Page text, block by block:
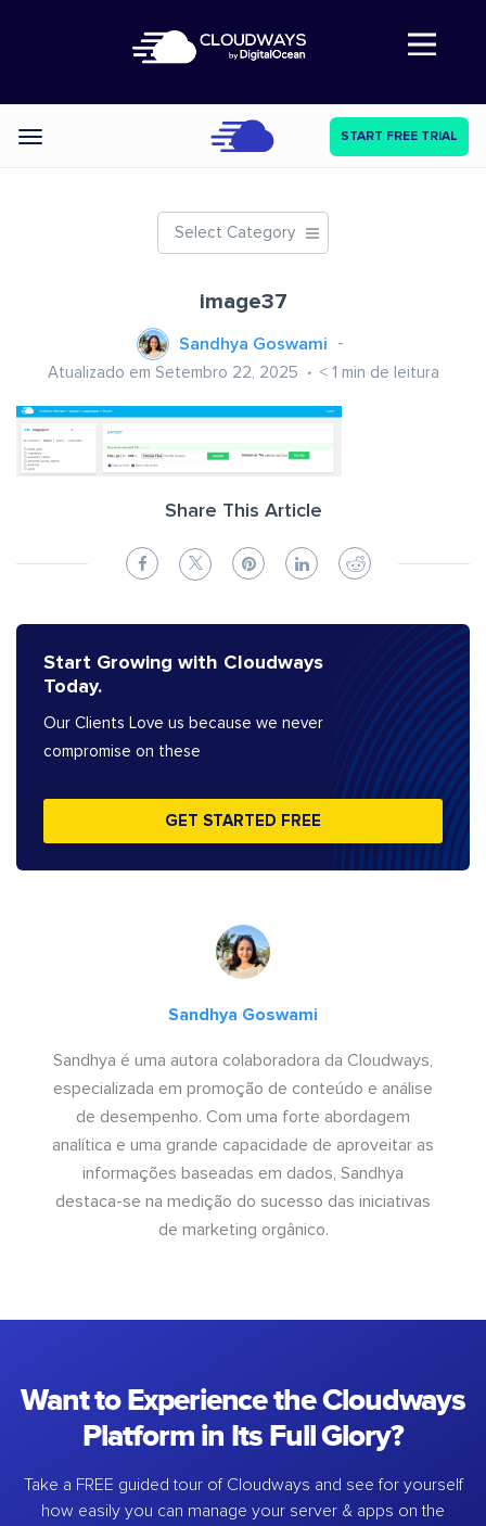
Abre a navegação
Categories START FREE TRIAL
Select Category
image37
Sandhya Goswami
Atualizado em Setembro 22, 2025 < 1 min de leitura
Share This Article
Start Growing with Cloudways
Today.
Our Clients Love us because we never
compromise on these
GET STARTED FREE
Sandhya Goswami
Sandhya é uma autora colaboradora da Cloudways,
especializada em promoção de conteúdo e análise
de desempenho. Com uma forte abordagem
analítica e uma grande capacidade de aproveitar as
informações baseadas em dados, Sandhya
destaca-se na medição do sucesso das iniciativas
de marketing orgânico.
Want to Experience the Cloudways
Platform in Its Full Glory?
Take a FREE guided tour of Cloudways and see for yourself
how easily you can manage your server & apps on the